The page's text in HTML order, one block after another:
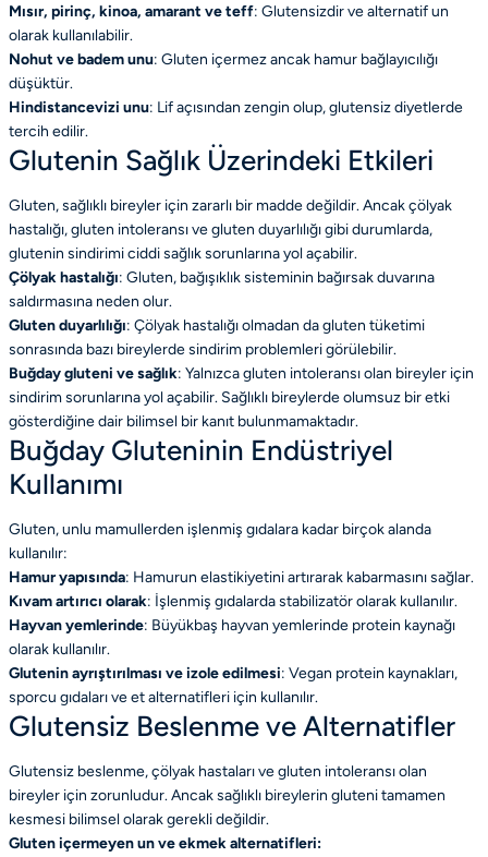
Mısır, pirinç, kinoa, amarant ve teff: Glutensizdir ve alternatif un
olarak kullanılabilir.
Nohut ve badem unu: Gluten içermez ancak hamur bağlayıcılığı
düşüktür.
Hindistancevizi unu: Lif açısından zengin olup, glutensiz diyetlerde
tercih edilir.
Glutenin Sağlık Üzerindeki Etkileri
Gluten, sağlıklı bireyler için zararlı bir madde değildir. Ancak çölyak
hastalığı, gluten intoleransı ve gluten duyarlılığı gibi durumlarda,
glutenin sindirimi ciddi sağlık sorunlarına yol açabilir.
Çölyak hastalığı: Gluten, bağışıklık sisteminin bağırsak duvarına
saldırmasına neden olur.
Gluten duyarlılığı: Çölyak hastalığı olmadan da gluten tüketimi
sonrasında bazı bireylerde sindirim problemleri görülebilir.
Buğday gluteni ve sağlık: Yalnızca gluten intoleransı olan bireyler için
sindirim sorunlarına yol açabilir. Sağlıklı bireylerde olumsuz bir etki
gösterdiğine dair bilimsel bir kanıt bulunmamaktadır.
Buğday Gluteninin Endüstriyel
Kullanımı
Gluten, unlu mamullerden işlenmiş gıdalara kadar birçok alanda
kullanılır:
Hamur yapısında: Hamurun elastikiyetini artırarak kabarmasını sağlar.
Kıvam artırıcı olarak: İşlenmiş gıdalarda stabilizatör olarak kullanılır.
Hayvan yemlerinde: Büyükbaş hayvan yemlerinde protein kaynağı
olarak kullanılır.
Glutenin ayrıştırılması ve izole edilmesi: Vegan protein kaynakları,
sporcu gıdaları ve et alternatifleri için kullanılır.
Glutensiz Beslenme ve Alternatifler
Glutensiz beslenme, çölyak hastaları ve gluten intoleransı olan
bireyler için zorunludur. Ancak sağlıklı bireylerin gluteni tamamen
kesmesi bilimsel olarak gerekli değildir.
Gluten içermeyen un ve ekmek alternatifleri: